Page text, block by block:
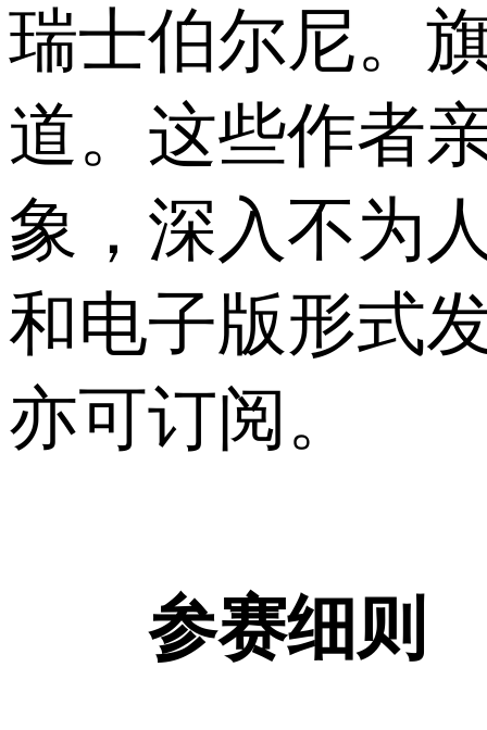
瑞士伯尔尼。
道。这些作者
象，深入不为
和电子版形式
亦可订阅。
参赛细则